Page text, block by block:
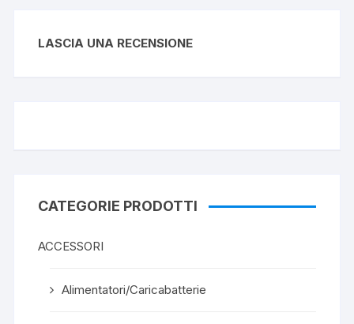
LASCIA UNA RECENSIONE
CATEGORIE PRODOTTI
ACCESSORI
Alimentatori/Caricabatterie